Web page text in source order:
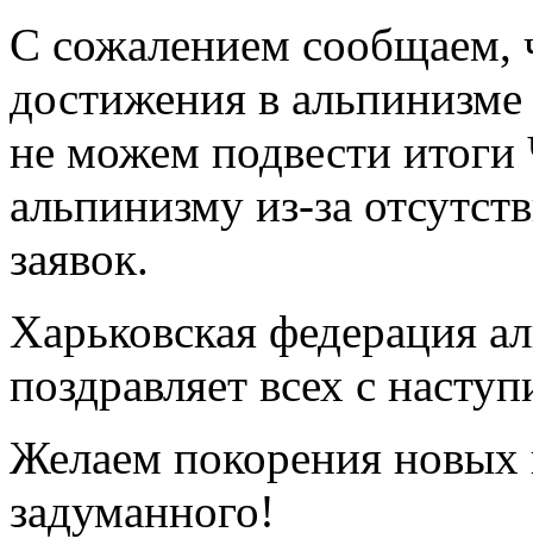
С сожалением сообщаем,
достижения в
не можем подвести
альпинизму из-за
заявок.
Харьковская федерация
поздравляет всех с
Желаем покорения новых
задуманного!